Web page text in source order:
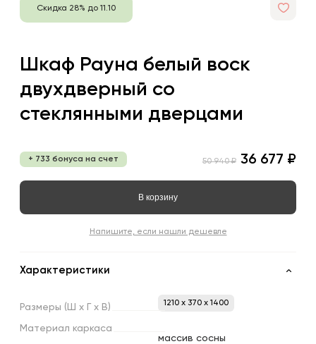
Скидка 28% до 11.10
Шкаф Рауна белый воск
двухдверный со
стеклянными дверцами
+ 733 бонуса на счет 50 940 ₽ 36 677 ₽
В корзину
Напишите, если нашли дешевле
Характеристики
Размеры (Ш х х В) 1210 x 370 x 1400
Материал каркаса
массив сосны